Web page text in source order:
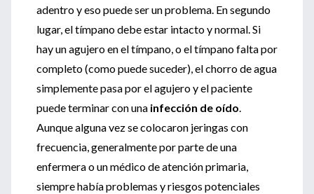
adentro y eso puede ser un problema. En segundo
lugar, el tímpano debe estar intacto y normal. Si
hay un agujero en el tímpano, o el tímpano falta por
completo (como puede suceder), el chorro de agua
simplemente pasa por el agujero y el paciente
puede terminar con una infección de oído.
Aunque alguna vez se colocaron jeringas con
frecuencia, generalmente por parte de una
enfermera o un médico de atención primaria,
siempre había problemas y riesgos potenciales